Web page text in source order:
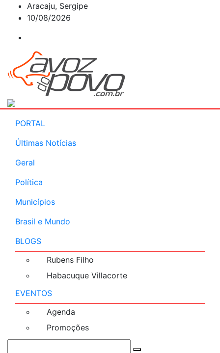
Aracaju, Sergipe
10/08/2026
PORTAL
Últimas Notícias
Geral
Política
Municípios
Brasil e Mundo
BLOGS
Rubens Filho
Habacuque Villacorte
EVENTOS
Agenda
Promoções